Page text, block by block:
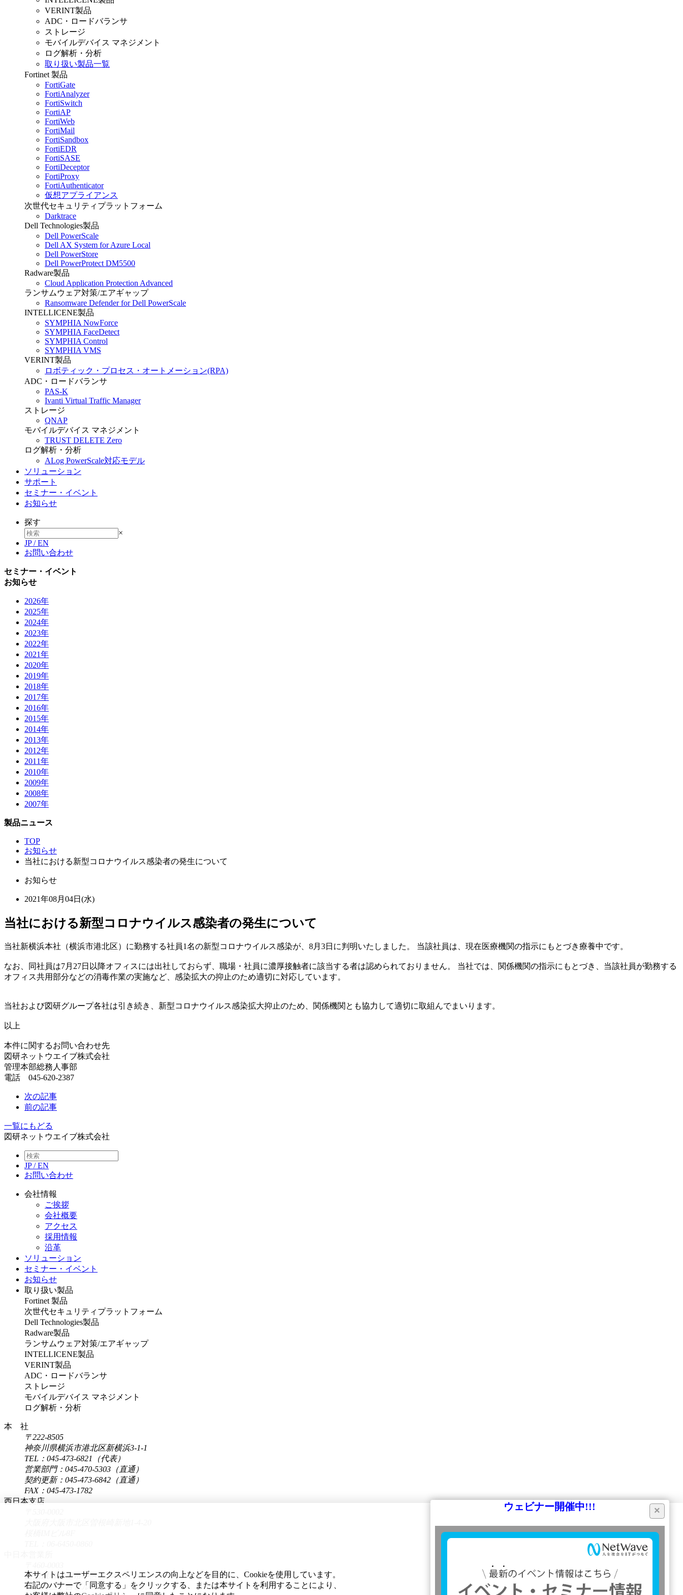
VERINT製品
ADC・ロードバランサ
ストレージ
モバイルデバイス マネジメント
ログ解析・分析
取り扱い製品一覧
Fortinet 製品
FortiGate
FortiAnalyzer
FortiSwitch
FortiAP
FortiWeb
FortiMail
FortiSandbox
FortiEDR
FortiSASE
FortiDeceptor
FortiProxy
FortiAuthenticator
仮想アプライアンス
次世代セキュリティプラットフォーム
Darktrace
Dell Technologies製品
Dell PowerScale
Dell AX System for Azure Local
Dell PowerStore
Dell PowerProtect DM5500
Radware製品
Cloud Application Protection Advanced
ランサムウェア対策/エアギャップ
Ransomware Defender for Dell PowerScale
INTELLICENE製品
SYMPHIA NowForce
SYMPHIA FaceDetect
SYMPHIA Control
SYMPHIA VMS
VERINT製品
ロボティック・プロセス・オートメーション(RPA)
ADC・ロードバランサ
PAS-K
Ivanti Virtual Traffic Manager
ストレージ
QNAP
モバイルデバイス マネジメント
TRUST DELETE Zero
ログ解析・分析
ALog PowerScale対応モデル
ソリューション
サポート
セミナー・イベント
お知らせ
探す
×
JP/EN
お問い合わせ
セミナー・イベント
お知らせ
2026年
2025年
2024年
2023年
2022年
2021年
2020年
2019年
2018年
2017年
2016年
2015年
2014年
2013年
2012年
2011年
2010年
2009年
2008年
2007年
製品ニュース
TOP
お知らせ
当社における新型コロナウイルス感染者の発生について
お知らせ
2021年08月04日(水)
当社における新型コロナウイルス感染者の発生について
当社新横浜本社（横浜市港北区）に勤務する社員1名の新型コロナウイルス感染が、8月3日に判明いたしました。 当該社員は、現在医療機関の指示にもとづき療養中です。
なお、同社員は7月27日以降オフィスには出社しておらず、職場・社員に濃厚接触者に該当する者は認められておりません。 当社では、関係機関の指示にもとづき、当該社員が勤務する
オフィス共用部分などの消毒作業の実施など、感染拡大の抑止のため適切に対応しています。
当社および図研グループ各社は引き続き、新型コロナウイルス感染拡大抑止のため、関係機関とも協力して適切に取組んでまいります。
以上
本件に関するお問い合わせ先
図研ネットウエイブ株式会社
管理本部総務人事部
電話 045-620-2387
次の記事
前の記事
一覧にもどる
図研ネットウエイブ株式会社
JP/EN
お問い合わせ
会社情報
ご挨拶
会社概要
アクセス
採用情報
沿革
ソリューション
セミナー・イベント
お知らせ
取り扱い製品
Fortinet 製品
次世代セキュリティプラットフォーム
Dell Technologies製品
Radware製品
ランサムウェア対策/エアギャップ
INTELLICENE製品
VERINT製品
ADC・ロードバランサ
ストレージ
モバイルデバイス マネジメント
ログ解析・分析
本 社
〒222-8505
神奈川県横浜市港北区新横浜3-1-1
TEL：045-473-6821（代表）
営業部門：045-470-5303（直通）
契約更新：045-473-6842（直通）
FAX：045-473-1782
西日本支店
愛知県名古屋市中区錦2-4-15
ORE錦二丁目ビル6F
本サイトはユーザーエクスペリエンスの向上などを目的に、Cookieを使用しています。
右記のバナーで「同意する」をクリックする、または本サイトを利用することにより、
同意する
×
ウェビナー開催中!!!